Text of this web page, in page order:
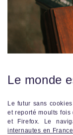
Le monde
Le futur sans
et reporté moults
et Firefox. Le
internautes en France